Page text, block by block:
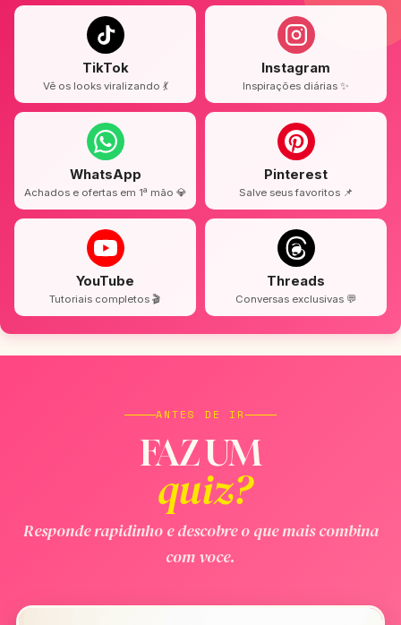
TikTok
Vê os looks viralizando 💃
Instagram
Inspirações diárias ✨
WhatsApp
Achados e ofertas em 1ª mão 💎
Pinterest
Salve seus favoritos 📌
YouTube
Tutoriais completos 🎬
Threads
Conversas exclusivas 💬
ANTES DE IR
FAZ UM
quiz?
Responde rapidinho e descobre o que mais combina
com voce.